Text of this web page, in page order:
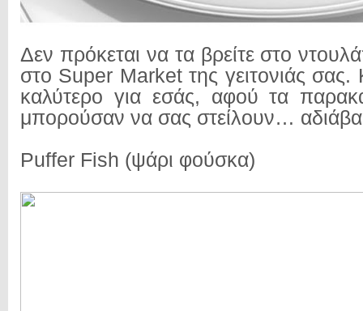
Δεν πρόκεται να τα βρείτε στο
στο Super Market της γειτονιάς σας.
καλύτερο για εσάς, αφού τα
μπορούσαν να σας στείλουν…
Puffer Fish (ψάρι φούσκα)